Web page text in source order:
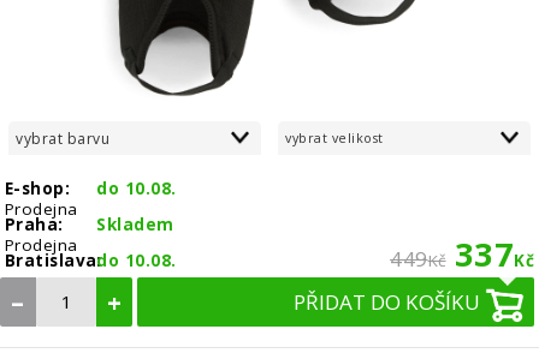
vybrat barvu vybrat velikost
E-shop:
do 10.08.
Prodejna
Praha:
Skladem
Prodejna
Bratislava:do 10.08. 449Kč 337Kč
– + PŘIDAT DO KOŠÍKU